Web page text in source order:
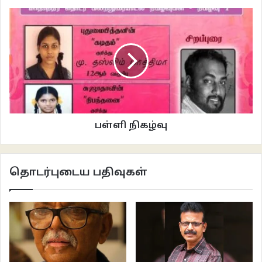
நான் நீண்ட காலமாக எழுதிவரும் நொய்யல் நாவலைத் தொடர்வதுதான் திட்டம்.
ஆனால் உறைவிட முகாமாகச் செயல்பட்டுக்கொண்டிருந்த பதினெட்டாம்
நூற்றாண்டைச் சேர்ந்த அரண்மனை எனக்கு நவைப் பற்றிய நினைவுகளைத்
தூண்டியது. முதல் பகுதியை அங்கே வைத்துத்தான் எழுதினேன். 2014இல்
சென்னை வாழ்க்கையை உதறிவிட்டு சொந்த ஊருக்குத் திரும்பி இரண்டாம்
பகுதியை முடித்தபோது விபத்தில் சிக்கிக்கொண்டேன். மருத்துவமனையில்
இருந்தபோதே இந்த நாவலை எழுதி முடிக்காமல் செத்துவிடக்கூடாது எனத்
தீர்மானித்தேன். மருத்துவமனையிலிருந்து விடுவிக்கப்பட்டு வீட்டுக்குத் திரும்பிய
பணிபுரிந்து எஞ்சிய இரண்டு பகுதிகளை நிறைவு செய்தேன். உண்மையில் நவைக்
கடைசியாகச் சந்தித்தது 2005 இறுதியில். அதற்குப் பிறகு ந என்ன ஆனார்
கேள்வி:இந்நாவலுக்கான களப்பணியைப் பற்றி
பதில்: களப்பணியா? அப்படியெல்லாம் ஒன்றுமில்லை. ந வசித்து வந்த ஓ என்னும்
பெயரையுடைய கிராமம் எனக்கு நன்கு அறிமுகமான ஒன்று. நான் வசித்துவந்த
பள்ளி நிகழ்வு
தொடர்புடைய பதிவுகள்